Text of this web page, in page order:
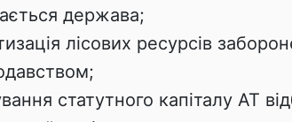
держава;
лісових ресурсів
статутного капіталу АТ